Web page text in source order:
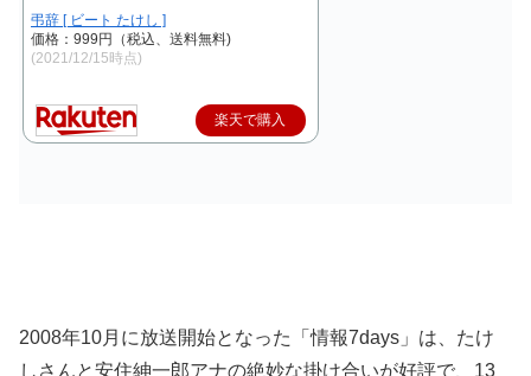
弔辞 [ ビート たけし ]
価格：999円（税込、送料無料)
(2021/12/15時点)
楽天で購入
2008年10月に放送開始となった「情報7days」は、たけ
しさんと安住紳一郎アナの絶妙な掛け合いが好評で、13